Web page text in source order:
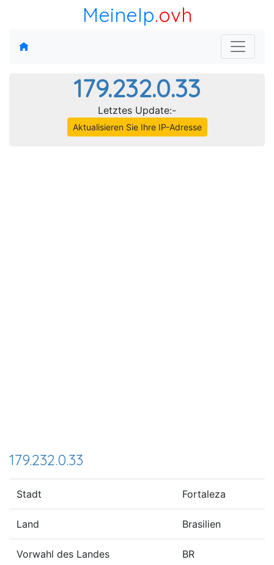
MeineIp.ovh
179.232.0.33
Letztes Update:-
Aktualisieren Sie Ihre IP-Adresse
179.232.0.33
Stadt Fortaleza
Land Brasilien
Vorwahl des Landes BR